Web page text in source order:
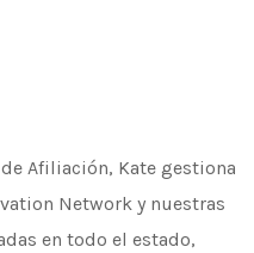
Afiliación, Kate gestiona
Network y nuestras
en todo el estado,